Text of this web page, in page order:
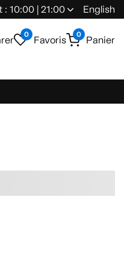
: 10:00 | 21:00 English
0 Favoris 0 Panier